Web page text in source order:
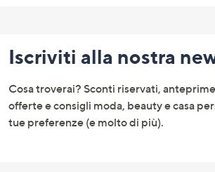
menu
e
informazioni
Iscriviti alla nostra
Cosa troverai? Sconti riservati,
offerte e consigli moda, beauty e casa
tue preferenze (e molto di più).